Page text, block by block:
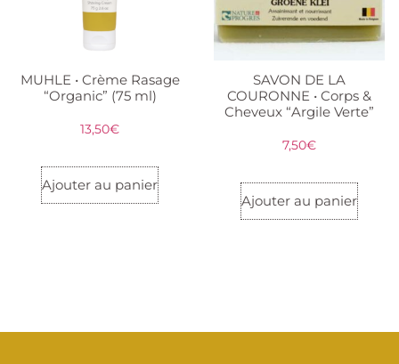
MUHLE • Crème Rasage
“Organic” (75 ml)
13,50€
Ajouter au panier
SAVON DE LA
COURONNE • Corps &
Cheveux “Argile Verte”
7,50€
Ajouter au panier